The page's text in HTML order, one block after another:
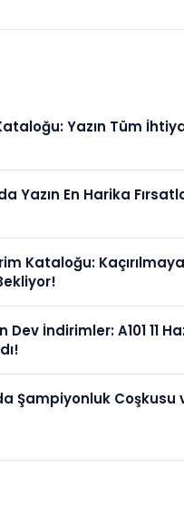
Yazın Tüm
Yazın En Harika
Kataloğu:
Dev İndirimler: A101 11
Şampiyonluk Coşkusu